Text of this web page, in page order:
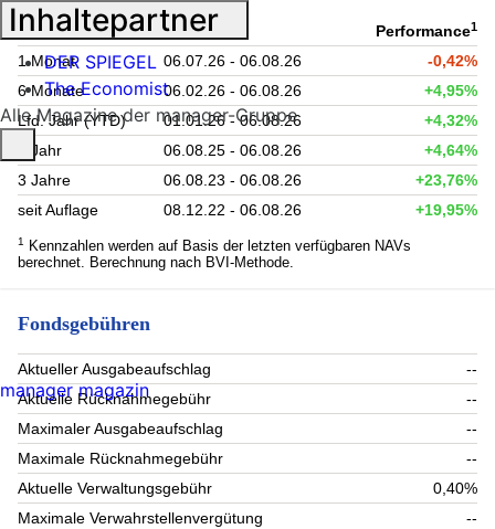
Zeitraum Performance1
1 Monat 06.07.26 - 06.08.26
-0,42%
6 Monate
06.02.26 - 06.08.26
+4,95%
Lfd. Jahr (YTD)
01.01.26 - 06.08.26
+4,32%
1 Jahr
06.08.25 - 06.08.26
+4,64%
3 Jahre
06.08.23 - 06.08.26
+23,76%
seit Auflage
08.12.22 - 06.08.26 +19,95%
1
Kennzahlen werden auf Basis der letzten verfügbaren NAVs
berechnet. Berechnung nach BVI-Methode.
Fondsgebühren
Aktueller Ausgabeaufschlag
--
Aktuelle Rücknahmegebühr
--
Maximaler Ausgabeaufschlag
--
Maximale Rücknahmegebühr
--
Aktuelle Verwaltungsgebühr
0,40%
Maximale Verwahrstellenvergütung
--
Inhaltepartner
DER SPIEGEL
The Economist
Alle Magazine der manager-Gruppe
manager magazin